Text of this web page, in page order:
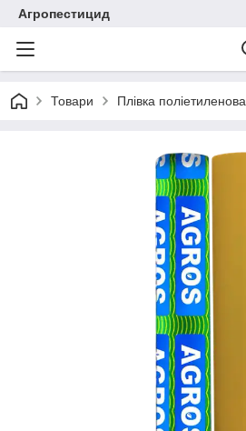
Агропестицид
Товари Плівка поліетиленова